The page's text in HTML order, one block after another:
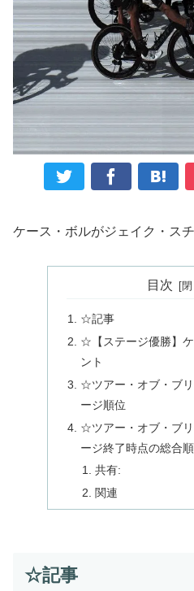
ケース・ボルがジェイク・ス
目次
☆記事
☆【ステージ優勝】
ント
☆ツアー・オブ・ブ
ージ順位
☆ツアー・オブ・ブ
ージ終了時点の総合
共有:
関連
☆記事